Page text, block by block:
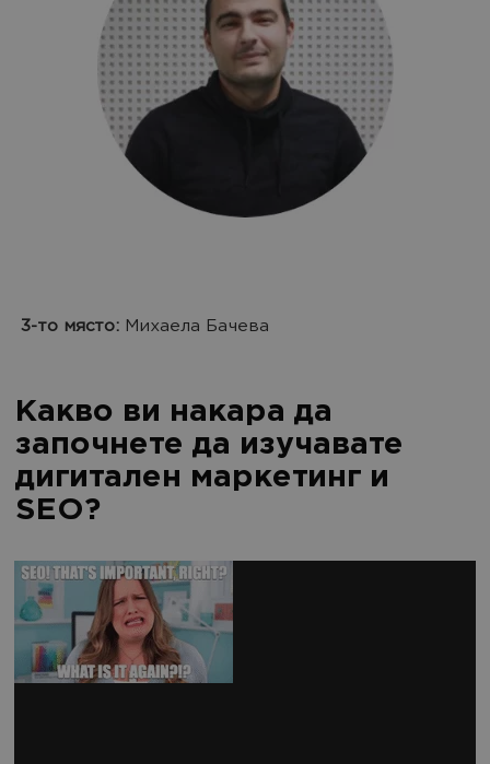
3-то място: Михаела Бачева
Какво ви накара да
започнете да изучавате
дигитален маркетинг и
SEO?